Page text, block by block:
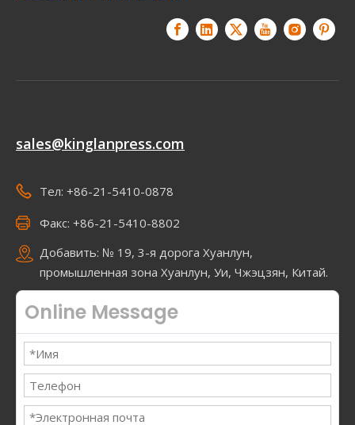
sales@kinglanpress.com
Тел: +86-21-5410-0878
Факс: +86-21-5410-8802
Добавить: № 19, 3-я дорога Хуанлун,
промышленная зона Хуанлун, Уи, Чжэцзян, Китай.
Online Message